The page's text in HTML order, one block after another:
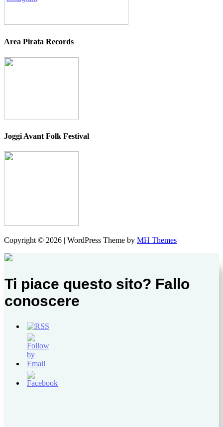
Area Pirata Records
Joggi Avant Folk Festival
Copyright © 2026 | WordPress Theme by MH Themes
Ti piace questo sito? Fallo
conoscere